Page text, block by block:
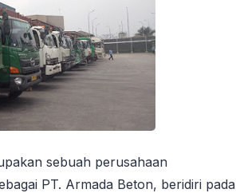
sebuah perusahaan
PT. Armada Beton, beridiri pada